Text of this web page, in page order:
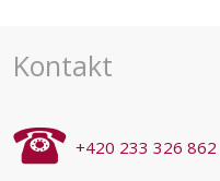
Kontakt
+420 233 326 862